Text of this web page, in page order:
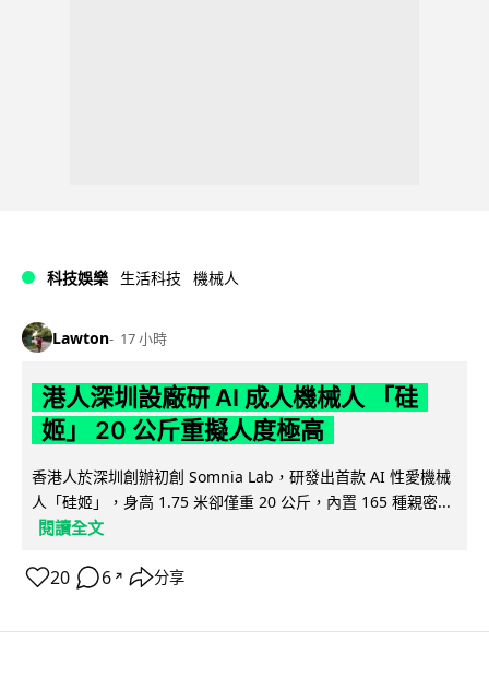
科技娛樂 生活科技 機械人
Lawton 17 小時
港人深圳設廠研 AI 成人機械人 「硅
姬」 20 公斤重擬人度極高
香港人於深圳創辦初創 Somnia Lab，研發出首款 AI 性愛機械
人「硅姬」，身高 1.75 米卻僅重 20 公斤，內置 165 種親密...
閱讀全文
20 6 ↗ 分享